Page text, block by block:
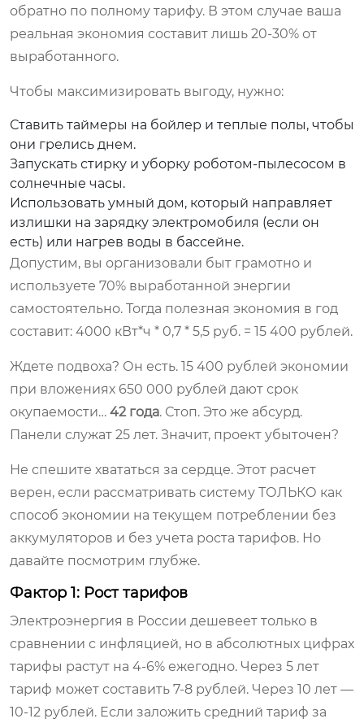
обратно по полному тарифу. В этом случае ваша
реальная экономия составит лишь 20-30% от
выработанного.
Чтобы максимизировать выгоду, нужно:
Ставить таймеры на бойлер и теплые полы, чтобы
они грелись днем.
Запускать стирку и уборку роботом-пылесосом в
солнечные часы.
Использовать умный дом, который направляет
излишки на зарядку электромобиля (если он
есть) или нагрев воды в бассейне.
Допустим, вы организовали быт грамотно и
используете 70% выработанной энергии
самостоятельно. Тогда полезная экономия в год
составит: 4000 кВт*ч * 0,7 * 5,5 руб. = 15 400 рублей.
Ждете подвоха? Он есть. 15 400 рублей экономии
при вложениях 650 000 рублей дают срок
окупаемости… 42 года. Стоп. Это же абсурд.
Панели служат 25 лет. Значит, проект убыточен?
Не спешите хвататься за сердце. Этот расчет
верен, если рассматривать систему ТОЛЬКО как
способ экономии на текущем потреблении без
аккумуляторов и без учета роста тарифов. Но
давайте посмотрим глубже.
Фактор 1: Рост тарифов
Электроэнергия в России дешевеет только в
сравнении с инфляцией, но в абсолютных цифрах
тарифы растут на 4-6% ежегодно. Через 5 лет
тариф может составить 7-8 рублей. Через 10 лет —
10-12 рублей. Если заложить средний тариф за